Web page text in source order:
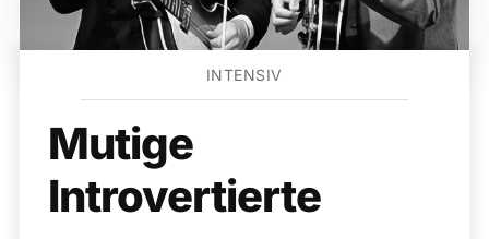
INTENSIV
Mutige
Introvertierte